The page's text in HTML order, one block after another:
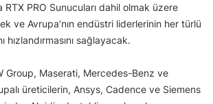
PRO Sunucuları dahil olmak üzere
ve Avrupa’nın endüstri liderlerinin her türlü
hızlandırmasını sağlayacak.
Group, Maserati, Mercedes-Benz ve
üreticilerin, Ansys, Cadence ve Siemens